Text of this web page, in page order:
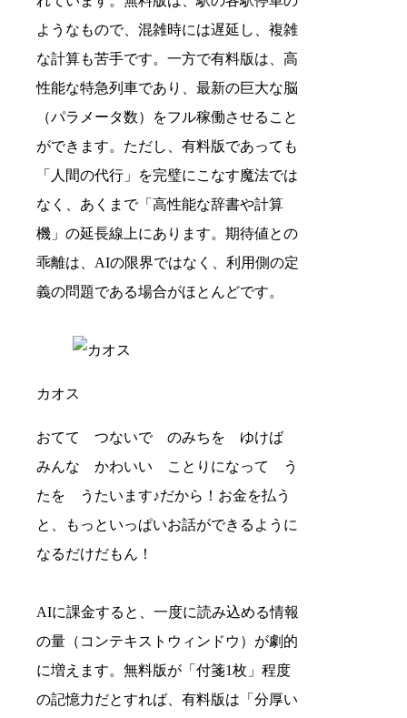
ようなもので、混雑時には遅延し、複雑
な計算も苦手です。一方で有料版は、高
性能な特急列車であり、最新の巨大な脳
（パラメータ数）をフル稼働させること
ができます。ただし、有料版であっても
「人間の代行」を完璧にこなす魔法では
なく、あくまで「高性能な辞書や計算
機」の延長線上にあります。期待値との
乖離は、AIの限界ではなく、利用側の定
義の問題である場合がほとんどです。
カオス
おてて つないで のみちを ゆけば
みんな かわいい ことりになって う
たを うたいます♪だから！お金を払う
と、もっといっぱいお話ができるように
なるだけだもん！
AIに課金すると、一度に読み込める情報
の量（コンテキストウィンドウ）が劇的
に増えます。無料版が「付箋1枚」程度
の記憶力だとすれば、有料版は「分厚い